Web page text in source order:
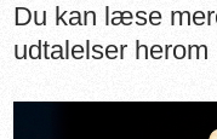
Du kan læse
udtalelser